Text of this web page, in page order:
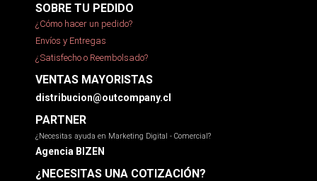
SOBRE TU PEDIDO
¿Cómo hacer un pedido?
Envíos y Entregas
¿Satisfecho o Reembolsado?
VENTAS MAYORISTAS
distribucion@outcompany.cl
PARTNER
¿Necesitas ayuda en Marketing Digital - Comercial?
Agencia BIZEN
¿NECESITAS UNA COTIZACIÓN?